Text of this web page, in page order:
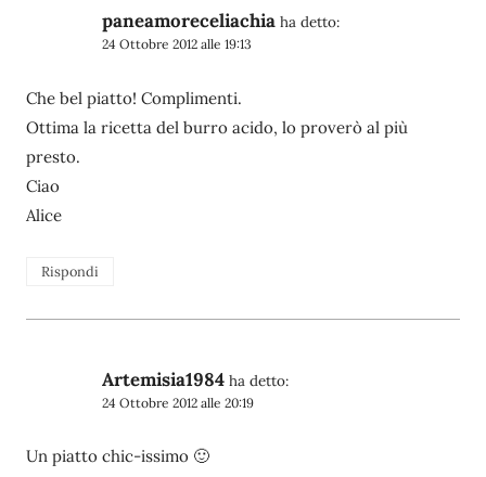
paneamoreceliachia ha detto:
24 Ottobre 2012 alle 19:13
Che bel piatto! Complimenti.
Ottima la ricetta del burro acido, lo proverò al più
presto.
Ciao
Alice
Rispondi
Artemisia1984 ha detto:
24 Ottobre 2012 alle 20:19
Un piatto chic-issimo 🙂